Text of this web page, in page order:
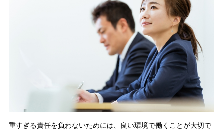
重すぎる責任を負わないためには、良い環境で働くことが大切で